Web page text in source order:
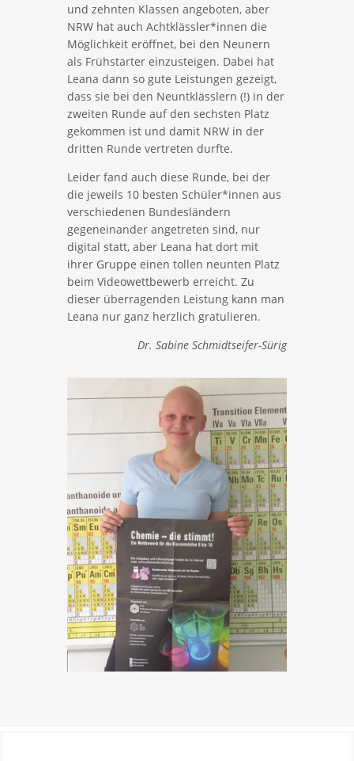
und zehnten Klassen angeboten, aber
NRW hat auch Achtklässler*innen die
Möglichkeit eröffnet, bei den Neunern
als Frühstarter einzusteigen. Dabei hat
Leana dann so gute Leistungen gezeigt,
dass sie bei den Neuntklässlern (!) in der
zweiten Runde auf den sechsten Platz
gekommen ist und damit NRW in der
dritten Runde vertreten durfte.
Leider fand auch diese Runde, bei der
die jeweils 10 besten Schüler*innen aus
verschiedenen Bundesländern
gegeneinander angetreten sind, nur
digital statt, aber Leana hat dort mit
ihrer Gruppe einen tollen neunten Platz
beim Videowettbewerb erreicht. Zu
dieser überragenden Leistung kann man
Leana nur ganz herzlich gratulieren.
Dr. Sabine Schmidtseifer-Sürig